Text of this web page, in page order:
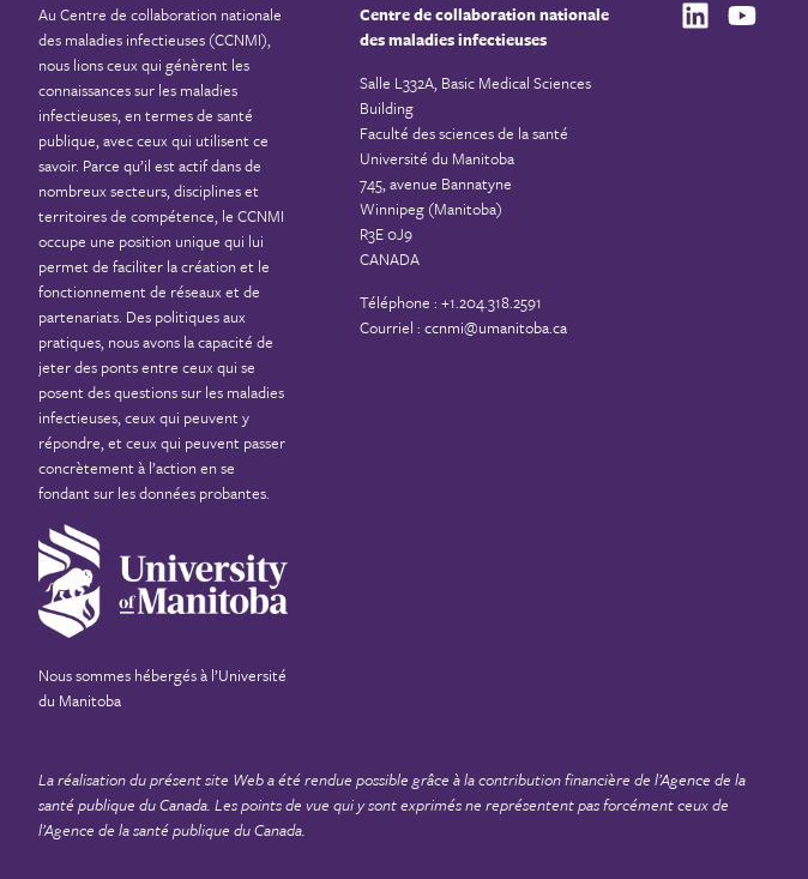
Au Centre de collaboration nationale
des maladies infectieuses (CCNMI),
nous lions ceux qui génèrent les
connaissances sur les maladies
infectieuses, en termes de santé
publique, avec ceux qui utilisent ce
savoir. Parce qu’il est actif dans de
nombreux secteurs, disciplines et
territoires de compétence, le CCNMI
occupe une position unique qui lui
permet de faciliter la création et le
fonctionnement de réseaux et de
partenariats. Des politiques aux
pratiques, nous avons la capacité de
jeter des ponts entre ceux qui se
posent des questions sur les maladies
infectieuses, ceux qui peuvent y
répondre, et ceux qui peuvent passer
concrètement à l’action en se
fondant sur les données probantes.
Nous sommes hébergés à l’Université
du Manitoba
Centre de collaboration nationale
des maladies infectieuses
Salle L332A, Basic Medical Sciences
Building
Faculté des sciences de la santé
Université du Manitoba
745, avenue Bannatyne
Winnipeg (Manitoba)
R3E 0J9
CANADA
Téléphone : +1.204.318.2591
Courriel : ccnmi@umanitoba.ca
La réalisation du présent site Web a été rendue possible grâce à la contribution financière de l’Agence de la
santé publique du Canada. Les points de vue qui y sont exprimés ne représentent pas forcément ceux de
l’Agence de la santé publique du Canada.